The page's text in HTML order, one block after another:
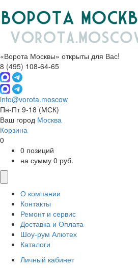
«Ворота Москвы» открыты для Вас!
8 (495) 108-64-65
info@vorota.moscow
Пн-Пт 9-18 (МСК)
Ваш город Москва
Корзина
0
0 позиций
на сумму 0 руб.
О компании
Контакты
Ремонт и сервис
Доставка и Оплата
Шоу-рум Алютех
Каталоги
Личный кабинет